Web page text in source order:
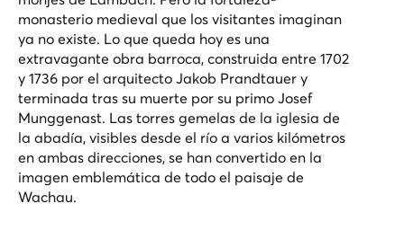
monasterio medieval que los visitantes imaginan
ya no existe. Lo que queda hoy es una
extravagante obra barroca, construida entre 1702
y 1736 por el arquitecto Jakob Prandtauer y
terminada tras su muerte por su primo Josef
Munggenast. Las torres gemelas de la iglesia de
la abadía, visibles desde el río a varios kilómetros
en ambas direcciones, se han convertido en la
imagen emblemática de todo el paisaje de
Wachau.